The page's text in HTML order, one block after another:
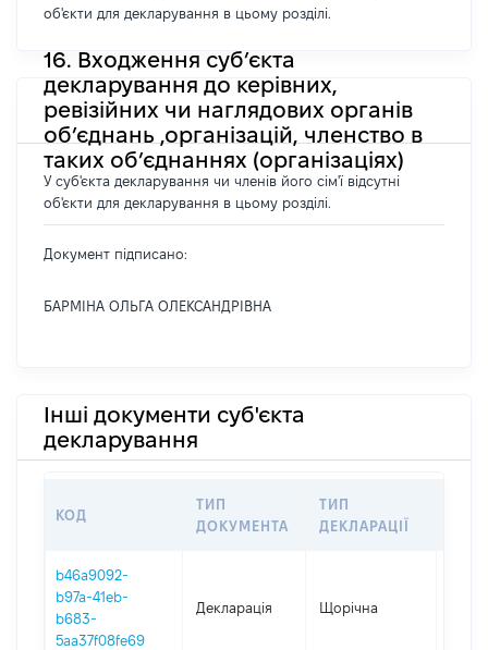
об'єкти для декларування в цьому розділі.
16. Входження суб’єкта
декларування до керівних,
ревізійних чи наглядових органів
об’єднань ,організацій, членство в
таких об’єднаннях (організаціях)
У суб'єкта декларування чи членів його сім'ї відсутні
об'єкти для декларування в цьому розділі.
Документ підписано:
БАРМІНА ОЛЬГА ОЛЕКСАНДРІВНА
Інші документи суб'єкта
декларування
КОД
ТИП
ДОКУМЕНТА
ТИП
ДЕКЛАРАЦІЇ
b46a9092-
b97a-41eb-
b683-
5aa37f08fe69
Декларація Щорічна